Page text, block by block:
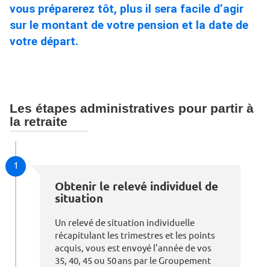
vous préparerez tôt, plus il sera facile d’agir
sur le montant de votre pension et la date de
votre départ.
Les étapes administratives pour partir à
la retraite
1
Obtenir le relevé individuel de
situation
Un relevé de situation individuelle
récapitulant les trimestres et les points
acquis, vous est envoyé l’année de vos
35, 40, 45 ou 50 ans par le Groupement